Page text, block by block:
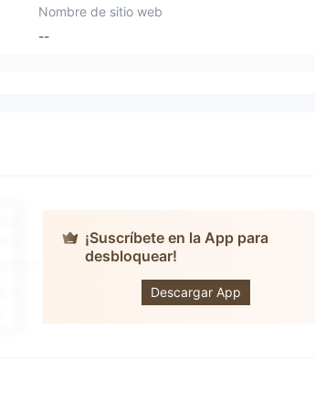
Nombre de sitio web
--
¡Suscríbete en la App para
desbloquear!
Descargar App
Centris Capital
AG